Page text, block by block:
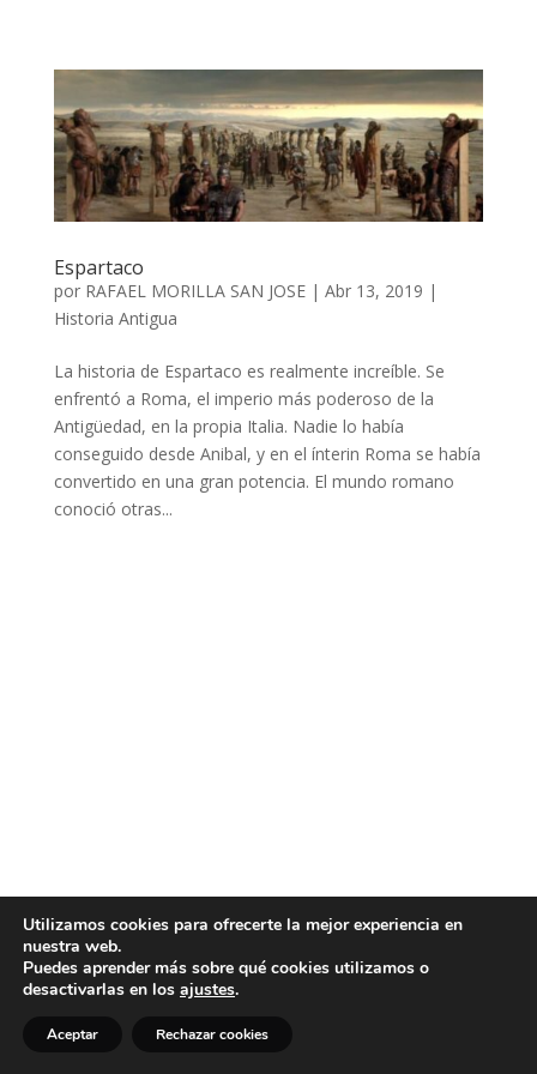
Espartaco
por RAFAEL MORILLA SAN JOSE| Abr 13, 2019 |
Historia Antigua
La historia de Espartaco es realmente increíble. Se
enfrentó a Roma, el imperio más poderoso de la
Antigüedad, en la propia Italia. Nadie lo había
conseguido desde Anibal, y en el ínterin Roma se había
convertido en una gran potencia. El mundo romano
conoció otras...
Utilizamos cookies para ofrecerte la mejor experiencia en
nuestra web.
Puedes aprender más sobre qué cookies utilizamos o
desactivarlas en los ajustes.
Aceptar Rechazar cookies